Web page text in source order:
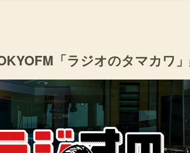
「ラジオのタマカワ